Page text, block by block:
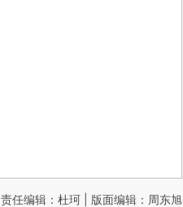
责任编辑：杜珂 | 版面编辑：周东旭